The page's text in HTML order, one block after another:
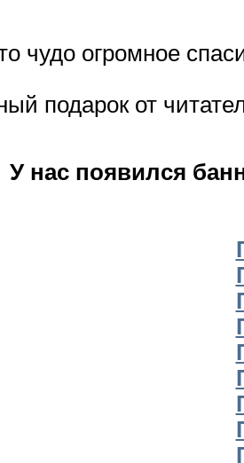
чудо огромное
подарок от
У нас появился